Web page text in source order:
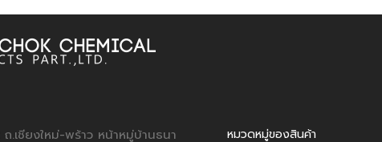
.เชียงใหม่-พร้าว หน้าหมู่บ้านธนา หมวดหมู่ของสินค้า